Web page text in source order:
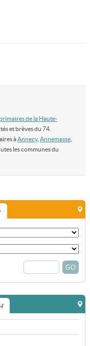
de la Haute-
et brèves du 74.
àAnnecy, Annemasse,
les communes du